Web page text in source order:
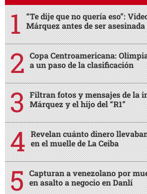
“Te dije que no quería eso”:
Márquez antes de ser asesinada
Copa Centroamericana:
a un paso de la clasificación
Filtran fotos y mensajes de la
Márquez y el hijo del “R1”
Revelan cuánto dinero
en el muelle de La Ceiba
Capturan a venezolano por
en asalto a negocio en Danlí